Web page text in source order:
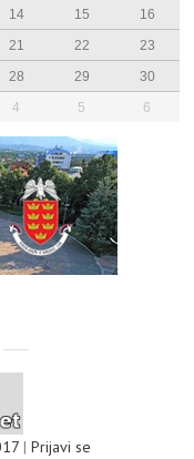
14 15
16
21 22
23
28 29
30
4 5 6
| Prijavi se